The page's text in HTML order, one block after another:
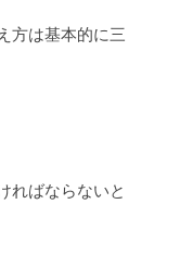
方は基本的に三
ればならないと